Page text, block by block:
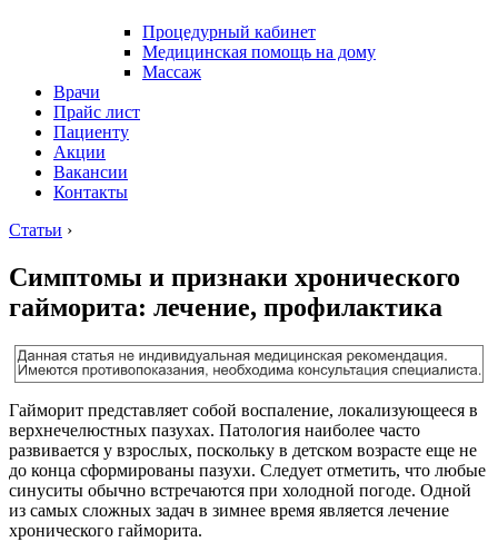
Процедурный кабинет
Медицинская помощь на дому
Массаж
Врачи
Прайс лист
Пациенту
Акции
Вакансии
Контакты
Статьи ›
Симптомы и признаки хронического
гайморита: лечение, профилактика
Гайморит представляет собой воспаление, локализующееся в
верхнечелюстных пазухах. Патология наиболее часто
развивается у взрослых, поскольку в детском возрасте еще не
до конца сформированы пазухи. Следует отметить, что любые
синуситы обычно встречаются при холодной погоде. Одной
из самых сложных задач в зимнее время является лечение
хронического гайморита.